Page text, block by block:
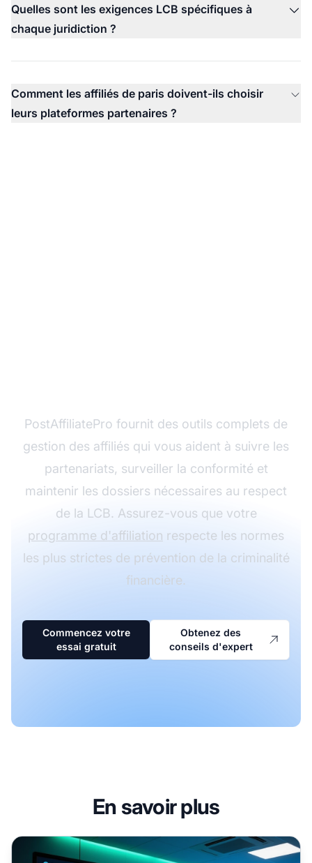
Quelles sont les exigences LCB spécifiques à
chaque juridiction ?
Comment les affiliés de paris doivent-ils choisir
leurs plateformes partenaires ?
PostAffiliatePro fournit des outils complets de
gestion des affiliés qui vous aident à suivre les
partenariats, surveiller la conformité et
maintenir les dossiers nécessaires au respect
de la LCB. Assurez-vous que votre
programme d'affiliation respecte les normes
les plus strictes de prévention de la criminalité
financière.
Commencez votre
essai gratuit
Obtenez des
conseils d'expert
En savoir plus
Contenu sur les paris : Guide de conformité &